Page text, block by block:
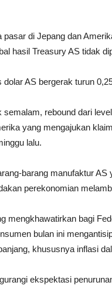
pasar di Jepang dan
hasil Treasury AS tidak
dolar AS bergerak turun
semalam, rebound dari
yang mengajukan
lalu.
barang manufaktur
perekonomian
mengkhawatirkan bagi
bulan ini
khususnya inflasi
ekspektasi